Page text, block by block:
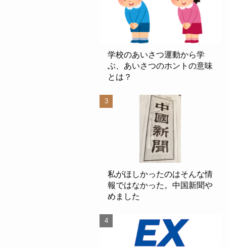
学校のあいさつ運動から学
ぶ、あいさつのホントの意味
とは？
私がほしかったのはそんな情
報ではなかった。中国新聞や
めました